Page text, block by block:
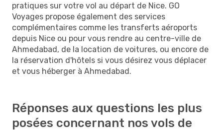
pratiques sur votre vol au départ de Nice. GO
Voyages propose également des services
complémentaires comme les transferts aéroports
depuis Nice ou pour vous rendre au centre-ville de
Ahmedabad, de la location de voitures, ou encore de
la réservation d'hôtels si vous désirez vous déplacer
et vous héberger à Ahmedabad.
Réponses aux questions les plus
posées concernant nos vols de